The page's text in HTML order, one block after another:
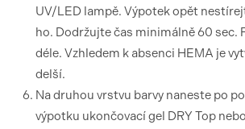
UV/LED lampě. Výpotek opět
ho. Dodržujte čas minimálně 60 sec.
déle. Vzhledem k absenci HEMA je
delší.
Na druhou vrstvu barvy naneste po
výpotku ukončovací gel DRY Top